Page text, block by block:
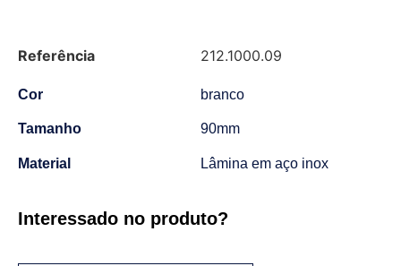
Referência 212.1000.09
Cor branco
Tamanho 90mm
Material Lâmina em aço inox
Interessado no produto?